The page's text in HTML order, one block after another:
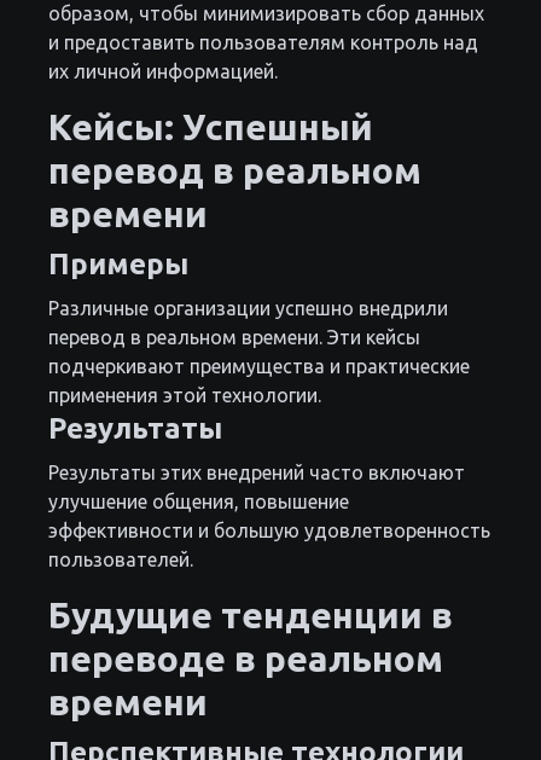
образом, чтобы минимизировать сбор данных
и предоставить пользователям контроль над
их личной информацией.
Кейсы: Успешный
перевод в реальном
времени
Примеры
Различные организации успешно внедрили
перевод в реальном времени. Эти кейсы
подчеркивают преимущества и практические
применения этой технологии.
Результаты
Результаты этих внедрений часто включают
улучшение общения, повышение
эффективности и большую удовлетворенность
пользователей.
Будущие тенденции в
переводе в реальном
времени
Перспективные технологии